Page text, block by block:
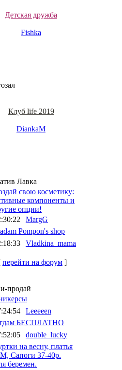
Детская дружба
Fishka
Клуб life 2019
DiankaM
Лавка
свою косметику:
компоненты и
опции!
| MargG
Pompon's shop
| Vladkina_mama
перейти на форум ]
продай
| Leeeeen
БЕСПЛАТНО
| double_lucky
на весну, платья
Сапоги 37-40р.
беремен.